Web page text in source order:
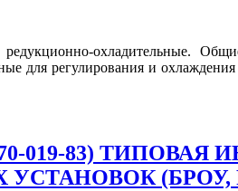
охладительные.
для регулирования и
70-019-83)
(БРОУ,